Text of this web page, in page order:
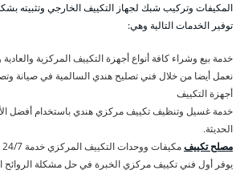
المكيفات وتركيب شبك لجهاز التكييف الخارجي وتثبيته
توفير الخدمات التالية وهي:
خدمة بيع وشراء كافة أنواع أجهزة التكييف المركزية
نعمل أيضا من خلال فني تصليح هندي السالمية في صيانة
أجهزة التكييف
خدمة غسيل وتنظيف تكييف مركزي هندي باستخدام أفضل
الحديثة.
مصلح تكييفمكيفات ووحدات التكييف المركزي خدمة 24/7 جميع المناطق بالكويت .
يوفر أول فني تكييف مركزي الخبرة في حل مشكلة الروائح